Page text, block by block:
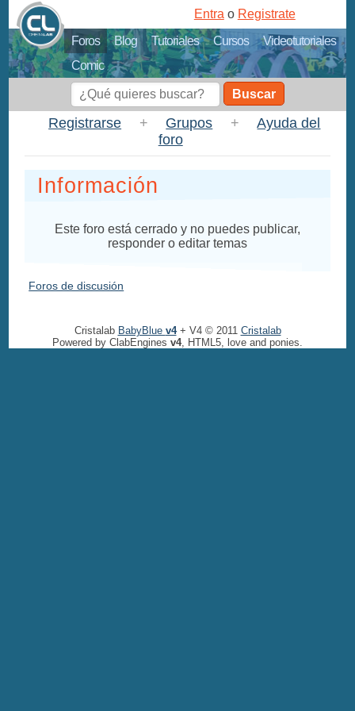
Foros Blog Tutoriales Cursos
Videotutoriales
Comic
Entra o Registrate
Buscar
Registrarse + Grupos +
Ayuda del
foro
Información
Este foro está cerrado y no puedes publicar,
responder o editar temas
Foros de discusión
Cristalab BabyBlue v4+ V4 © 2011 Cristalab
Powered by ClabEngines v4, HTML5, love and ponies.